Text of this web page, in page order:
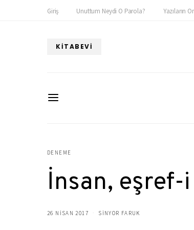
Giriş Unuttum Neydi O Parola? Yazıların
KITABEVI
DENEME
İnsan, eşref-
26 NISAN 2017 SINYOR FARUK